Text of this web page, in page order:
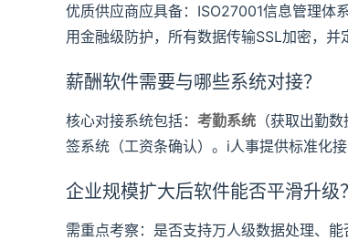
优质供应商应具备：ISO27001信息管理体
用金融级防护，所有数据传输SSL加密，并
薪酬软件需要与哪些系统对接？
核心对接系统包括： 考勤系统 （获取出勤
签系统（工资条确认）。i人事提供标准化
企业规模扩大后软件能否平滑升级？
需重点考察：是否支持万人级数据处理、